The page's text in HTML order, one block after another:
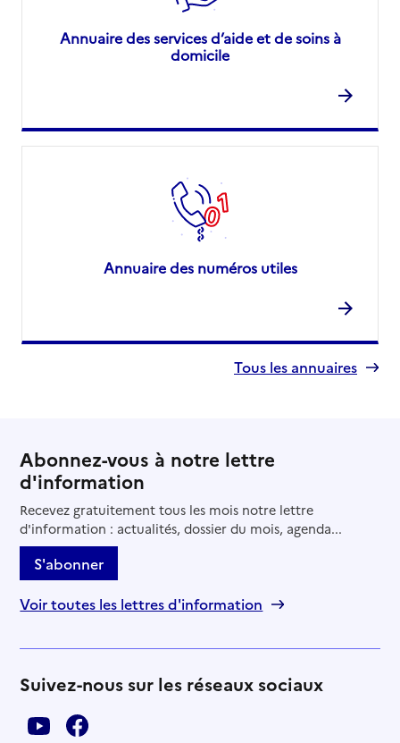
Annuaire des services d’aide et de soins à
domicile
Annuaire des numéros utiles
Tous les annuaires
Abonnez-vous à notre lettre
d'information
Recevez gratuitement tous les mois notre lettre
d'information : actualités, dossier du mois, agenda...
S'abonner
Voir toutes les lettres d'information
Suivez-nous sur les réseaux sociaux